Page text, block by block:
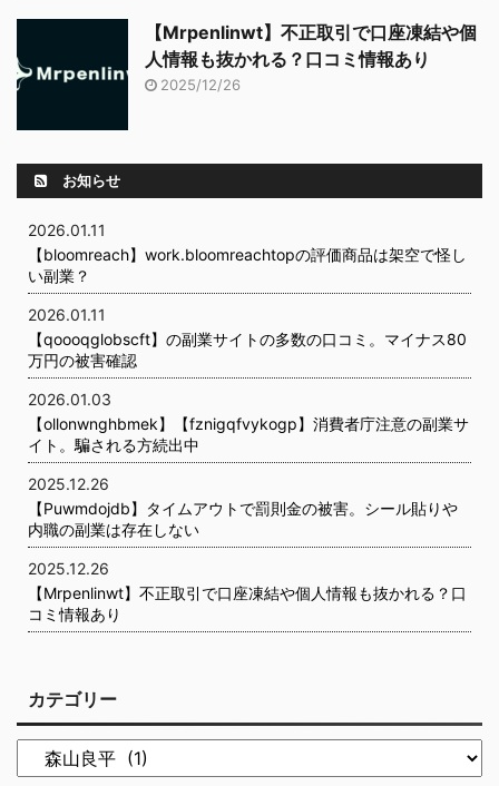
【Mrpenlinwt】不正取引で口座凍結や個
人情報も抜かれる？口コミ情報あり
2025/12/26
お知らせ
2026.01.11
【bloomreach】work.bloomreachtopの評価商品は架空で怪し
い副業？
2026.01.11
【qoooqglobscft】の副業サイトの多数の口コミ。マイナス80
万円の被害確認
2026.01.03
【ollonwnghbmek】【fznigqfvykogp】消費者庁注意の副業サ
イト。騙される方続出中
2025.12.26
【Puwmdojdb】タイムアウトで罰則金の被害。シール貼りや
内職の副業は存在しない
2025.12.26
【Mrpenlinwt】不正取引で口座凍結や個人情報も抜かれる？口
コミ情報あり
カテゴリー